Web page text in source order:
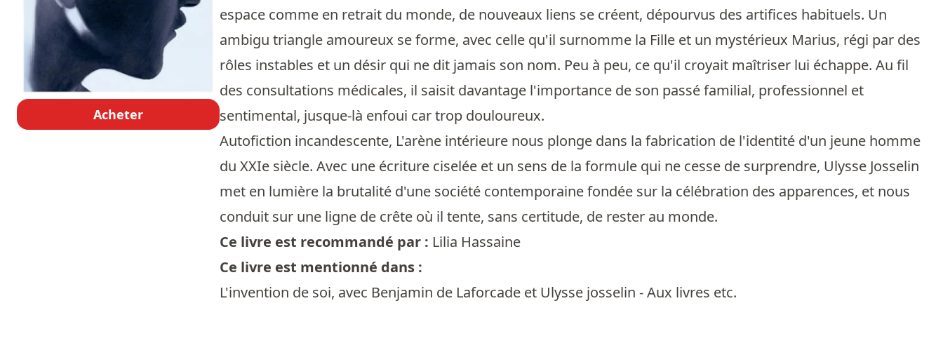
Acheter
espace comme en retrait du monde, de nouveaux liens se créent, dépourvus des artifices habituels. Un
ambigu triangle amoureux se forme, avec celle qu'il surnomme la Fille et un mystérieux Marius, régi par des
rôles instables et un désir qui ne dit jamais son nom. Peu à peu, ce qu'il croyait maîtriser lui échappe. Au fil
des consultations médicales, il saisit davantage l'importance de son passé familial, professionnel et
sentimental, jusque-là enfoui car trop douloureux.
Autofiction incandescente, L'arène intérieure nous plonge dans la fabrication de l'identité d'un jeune homme
du XXIe siècle. Avec une écriture ciselée et un sens de la formule qui ne cesse de surprendre, Ulysse Josselin
met en lumière la brutalité d'une société contemporaine fondée sur la célébration des apparences, et nous
conduit sur une ligne de crête où il tente, sans certitude, de rester au monde.
Ce livre est recommandé par : Lilia Hassaine
Ce livre est mentionné dans :
L'invention de soi, avec Benjamin de Laforcade et Ulysse josselin - Aux livres etc.